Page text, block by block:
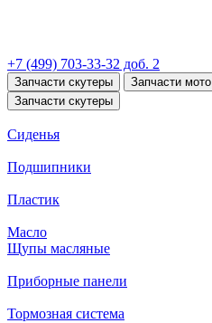
+7 (499) 703-33-32 доб. 2
Запчасти скутеры Запчасти мото
Запчасти скутеры
Сиденья
Подшипники
Пластик
Масло
Щупы масляные
Приборные панели
Тормозная система